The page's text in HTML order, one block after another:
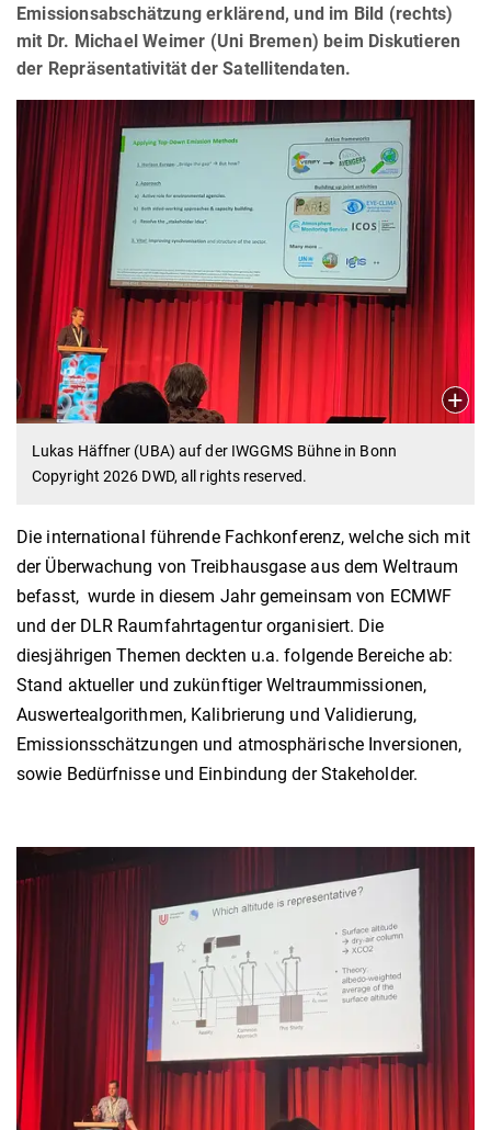
Emissionsabschätzung erklärend, und im Bild (rechts)
mit Dr. Michael Weimer (Uni Bremen) beim Diskutieren
der Repräsentativität der Satellitendaten.
Lukas Häffner (UBA) auf der IWGGMS Bühne in Bonn
Copyright 2026 DWD, all rights reserved.
Die international führende Fachkonferenz, welche sich mit
der Überwachung von Treibhausgase aus dem Weltraum
befasst, wurde in diesem Jahr gemeinsam von ECMWF
und der DLR Raumfahrtagentur organisiert. Die
diesjährigen Themen deckten u.a. folgende Bereiche ab:
Stand aktueller und zukünftiger Weltraummissionen,
Auswertealgorithmen, Kalibrierung und Validierung,
Emissionsschätzungen und atmosphärische Inversionen,
sowie Bedürfnisse und Einbindung der Stakeholder.